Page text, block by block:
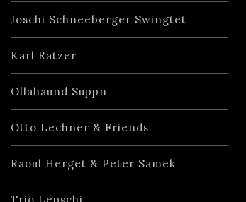
Joschi Schneeberger Swingtet
Karl Ratzer
Ollahaund Suppn
Otto Lechner & Friends
Raoul Herget & Peter Samek
Trio Lepschi